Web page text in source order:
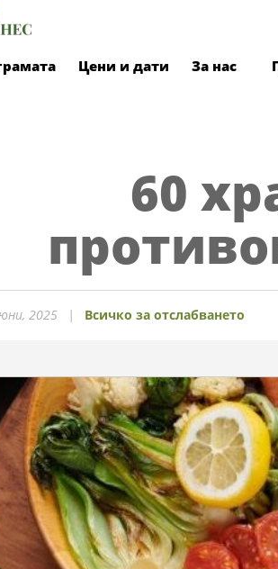
Цени и дати За нас
60
2025 Всичко за отслабването